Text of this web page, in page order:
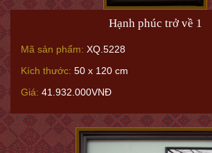
Hạnh phúc trở về 1
Mã sản phẩm: XQ.5228
Kích thước: 50 x 120 cm
Giá: 41.932.000VNĐ